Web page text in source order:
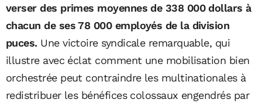
verser des primes moyennes de 338 000 dollars à
chacun de ses 78 000 employés de la division
puces. Une victoire syndicale remarquable, qui
illustre avec éclat comment une mobilisation bien
orchestrée peut contraindre les multinationales à
redistribuer les bénéfices colossaux engendrés par